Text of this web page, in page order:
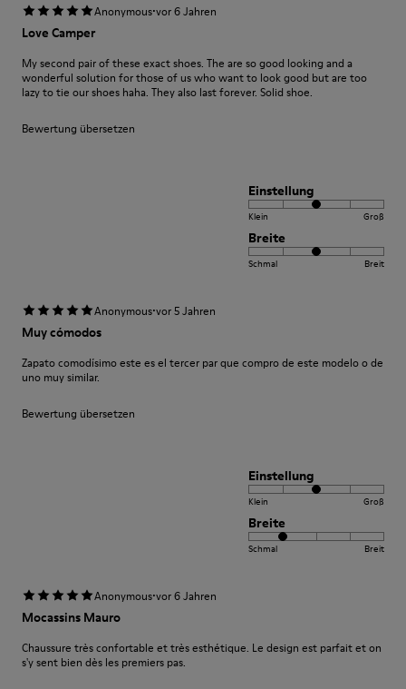
Anonymous·vor 6 Jahren
Love Camper
My second pair of these exact shoes. The are so good looking and a
wonderful solution for those of us who want to look good but are too
lazy to tie our shoes haha. They also last forever. Solid shoe.
Bewertung übersetzen
Einstellung
Klein Groß
Breite
Schmal Breit
Anonymous·vor 5 Jahren
Muy cómodos
Zapato comodísimo este es el tercer par que compro de este modelo o de
uno muy similar.
Bewertung übersetzen
Einstellung
Klein Groß
Breite
Schmal Breit
Anonymous·vor 6 Jahren
Mocassins Mauro
Chaussure très confortable et très esthétique. Le design est parfait et on
s'y sent bien dès les premiers pas.